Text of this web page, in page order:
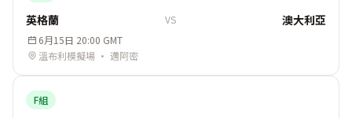
英格蘭 VS 澳大利亞
6月15日 20:00 GMT
溫布利模擬場 · 邁阿密
F組